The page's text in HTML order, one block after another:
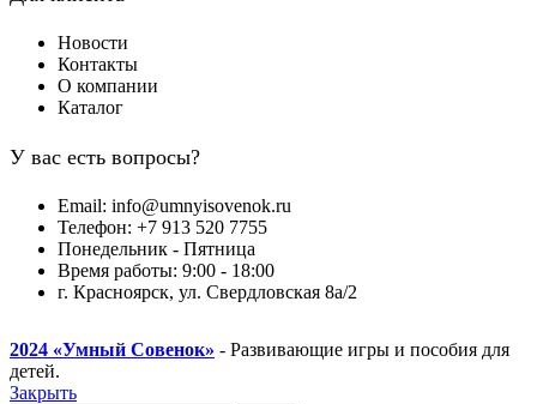
Новости
Контакты
О компании
Каталог
У вас есть вопросы?
Email: info@umnyisovenok.ru
Телефон: +7 913 520 7755
Понедельник - Пятница
Время работы: 9:00 - 18:00
г. Красноярск, ул. Свердловская 8а/2
2024 «Умный Совенок» - Развивающие игры и пособия для
детей.
Закрыть